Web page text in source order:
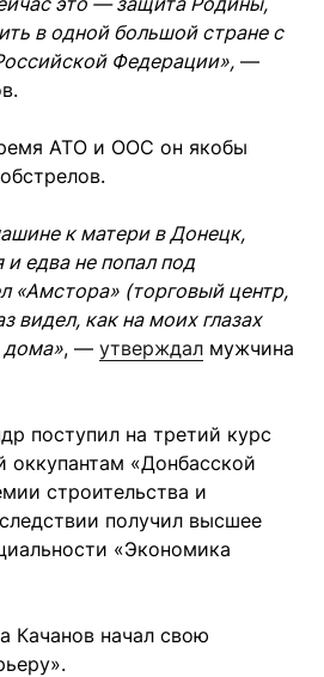
в одной большой стране с
Федерации», —
АТО и ООС он якобы
к матери в Донецк,
едва не попал под
«Амстора» (торговый центр,
видел, как на моих глазах
дома», — утверждал мужчина
поступил на третий курс
оккупантам «Донбасской
строительства и
получил высшее
«Экономика
Качанов начал свою